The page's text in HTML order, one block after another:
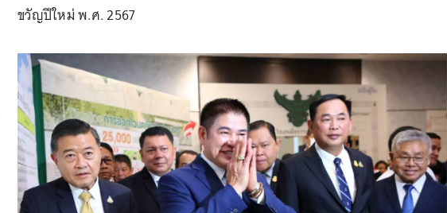
ขวัญปีใหม่ พ.ศ. 2567